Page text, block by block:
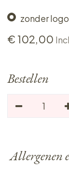
zonder logo
€ 102,00
Bestellen
Allergenen